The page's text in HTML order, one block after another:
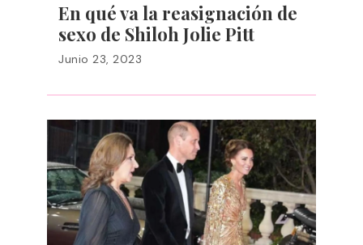
En qué va la reasignación de
sexo de Shiloh Jolie Pitt
Junio 23, 2023